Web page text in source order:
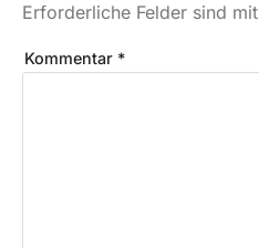
Erforderliche Felder sind mit
Kommentar *